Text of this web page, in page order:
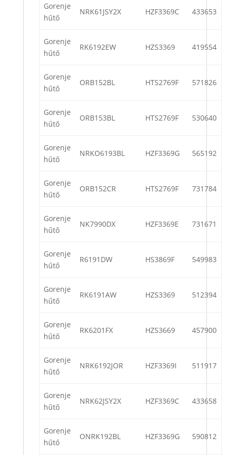
Gorenje
hűtő
NRK61JSY2X HZF3369C 433653
Gorenje
hűtő
RK6192EW HZS3369 419554
Gorenje
hűtő
ORB152BL HTS2769F 571826
Gorenje
hűtő
ORB153BL HTS2769F 530640
Gorenje
hűtő
NRKO6193BL HZF3369G 565192
Gorenje
hűtő
ORB152CR HTS2769F 731784
Gorenje
hűtő
NK7990DX HZF3369E 731671
Gorenje
hűtő
R6191DW HS3869F 549983
Gorenje
hűtő
RK6191AW HZS3369 512394
Gorenje
hűtő
RK6201FX HZS3669 457900
Gorenje
hűtő
NRK6192JOR HZF3369I 511917
Gorenje
hűtő
NRK62JSY2X HZF3369C 433658
Gorenje
hűtő
ONRK192BL HZF3369G 590812